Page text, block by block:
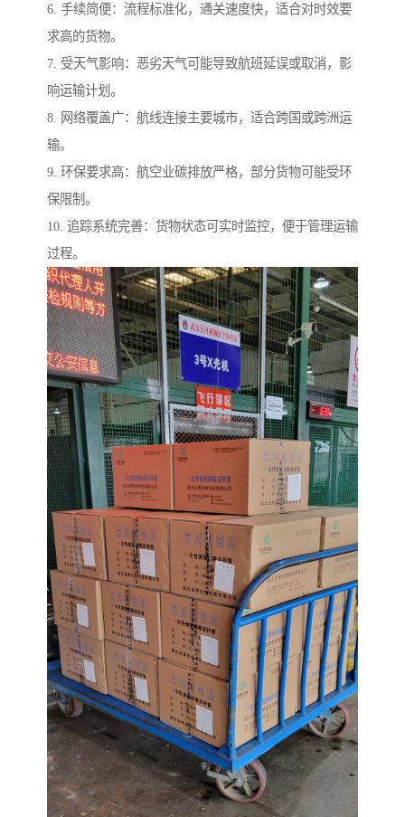
6. 手续简便：流程标准化，通关速度快，适合对时效要
求高的货物。
7. 受天气影响：恶劣天气可能导致航班延误或取消，影
响运输计划。
8. 网络覆盖广：航线连接主要城市，适合跨国或跨洲运
输。
9. 环保要求高：航空业碳排放严格，部分货物可能受环
保限制。
10. 追踪系统完善：货物状态可实时监控，便于管理运输
过程。